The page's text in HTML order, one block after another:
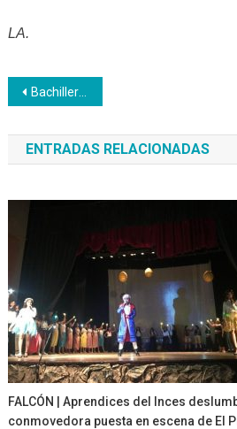
LA.
Navegación
de
entradas
Bachillerato Productivo Inces desarrolla componente de Idiomas
ENTRADAS RELACIONADAS
FALCÓN | Aprendices del Inces
conmovedora puesta en escena de El